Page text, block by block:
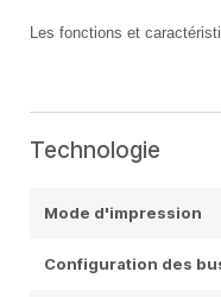
Les fonctions et
Technologie
Mode d'impression
Configuration des